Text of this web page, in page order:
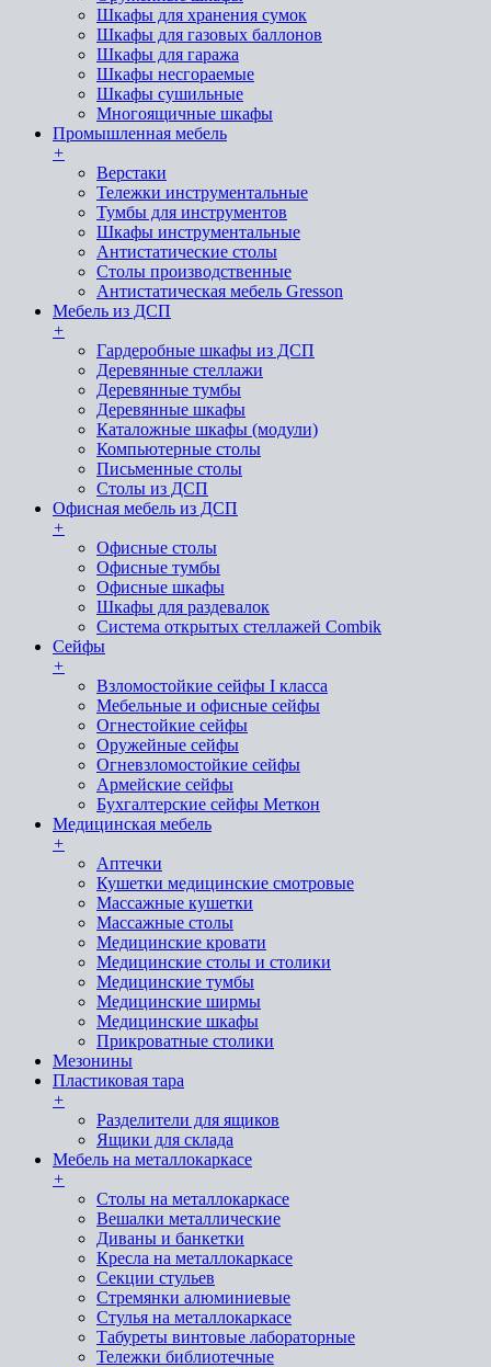
Шкафы для хранения сумок
Шкафы для газовых баллонов
Шкафы для гаража
Шкафы несгораемые
Шкафы сушильные
Многоящичные шкафы
Промышленная мебель
+
Верстаки
Тележки инструментальные
Тумбы для инструментов
Шкафы инструментальные
Антистатические столы
Столы производственные
Антистатическая мебель Gresson
Мебель из ДСП
+
Гардеробные шкафы из ДСП
Деревянные стеллажи
Деревянные тумбы
Деревянные шкафы
Каталожные шкафы (модули)
Компьютерные столы
Письменные столы
Столы из ДСП
Офисная мебель из ДСП
+
Офисные столы
Офисные тумбы
Офисные шкафы
Шкафы для раздевалок
Система открытых стеллажей Combik
Сейфы
+
Взломостойкие сейфы I класса
Мебельные и офисные сейфы
Огнестойкие сейфы
Оружейные сейфы
Огневзломостойкие сейфы
Армейские сейфы
Бухгалтерские сейфы Меткон
Медицинская мебель
+
Аптечки
Кушетки медицинские смотровые
Массажные кушетки
Массажные столы
Медицинские кровати
Медицинские столы и столики
Медицинские тумбы
Медицинские ширмы
Медицинские шкафы
Прикроватные столики
Мезонины
Пластиковая тара
+
Разделители для ящиков
Ящики для склада
Мебель на металлокаркасе
+
Cтолы на металлокаркасе
Вешалки металлические
Диваны и банкетки
Кресла на металлокаркасе
Секции стульев
Стремянки алюминиевые
Стулья на металлокаркасе
Табуреты винтовые лабораторные
Тележки библиотечные